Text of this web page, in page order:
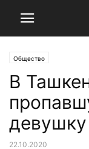
Общество
В
девушку
22.10.2020